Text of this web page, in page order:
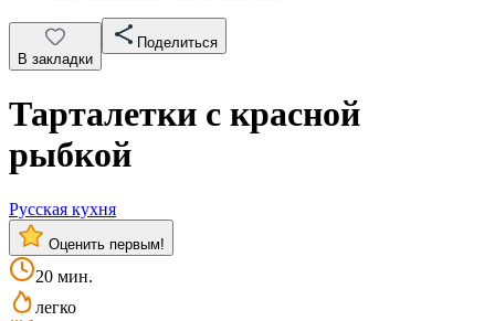
В закладки
Поделиться
Тарталетки с красной
рыбкой
Русская кухня
Оценить первым!
20 мин.
легко